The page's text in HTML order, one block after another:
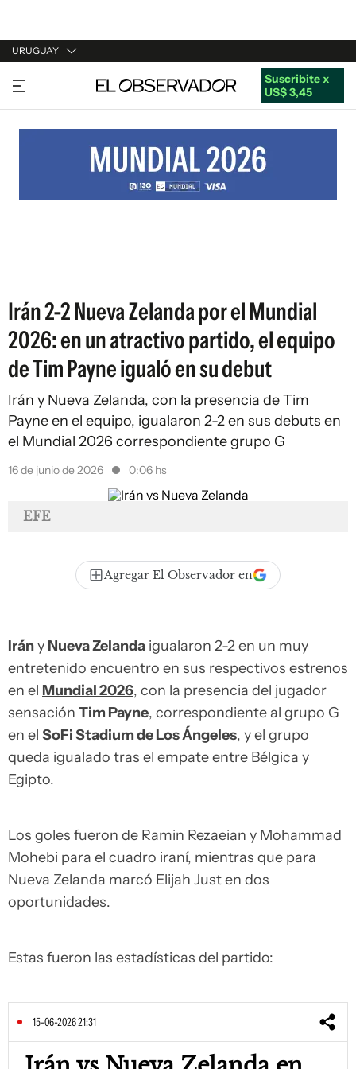
URUGUAY
URUGUAY
ARGENTINA
ESTADOS UNIDOS
Suscribite x
US$ 3,45
Irán 2-2 Nueva Zelanda por el Mundial
2026: en un atractivo partido, el equipo
de Tim Payne igualó en su debut
Irán y Nueva Zelanda, con la presencia de Tim
Payne en el equipo, igualaron 2-2 en sus debuts en
el Mundial 2026 correspondiente grupo G
16 de junio de 2026 0:06 hs
EFE
Agregar El Observador en
Irány Nueva Zelanda igualaron 2-2 en un muy
entretenido encuentro en sus respectivos estrenos
en el Mundial 2026, con la presencia del jugador
sensación Tim Payne, correspondiente al grupo G
en el SoFi Stadium de Los Ángeles, y el grupo
queda igualado tras el empate entre Bélgica y
Egipto.
Los goles fueron de Ramin Rezaeian y Mohammad
Mohebi para el cuadro iraní, mientras que para
Nueva Zelanda marcó Elijah Just en dos
oportunidades.
Estas fueron las estadísticas del partido:
15-06-2026 21:31